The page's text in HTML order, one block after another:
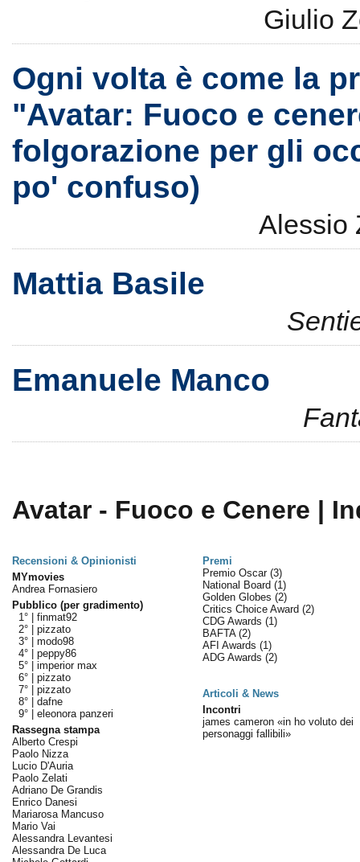
Giulio
Ogni volta è come la
"Avatar: Fuoco e
folgorazione per gli
po' confuso)
Alessio
Mattia Basile
Emanuele Manco
Avatar - Fuoco e Cenere |
Recensioni & Opinionisti
Premi
MYmovies
Andrea Fornasiero
Pubblico (per gradimento)
1° | finmat92
2° | pizzato
3° | modo98
4° | peppy86
5° | imperior max
6° | pizzato
7° | pizzato
8° | dafne
9° | eleonora panzeri
Rassegna stampa
Alberto Crespi
Paolo Nizza
Lucio D'Auria
Paolo Zelati
Adriano De Grandis
Enrico Danesi
Mariarosa Mancuso
Mario Vai
Alessandra Levantesi
Alessandra De Luca
Premio Oscar (3)
National Board (1)
Golden Globes (2)
Critics Choice Award (2)
CDG Awards (1)
BAFTA (2)
AFI Awards (1)
ADG Awards (2)
Articoli & News
Incontri
james cameron «in ho voluto dei
personaggi fallibili»